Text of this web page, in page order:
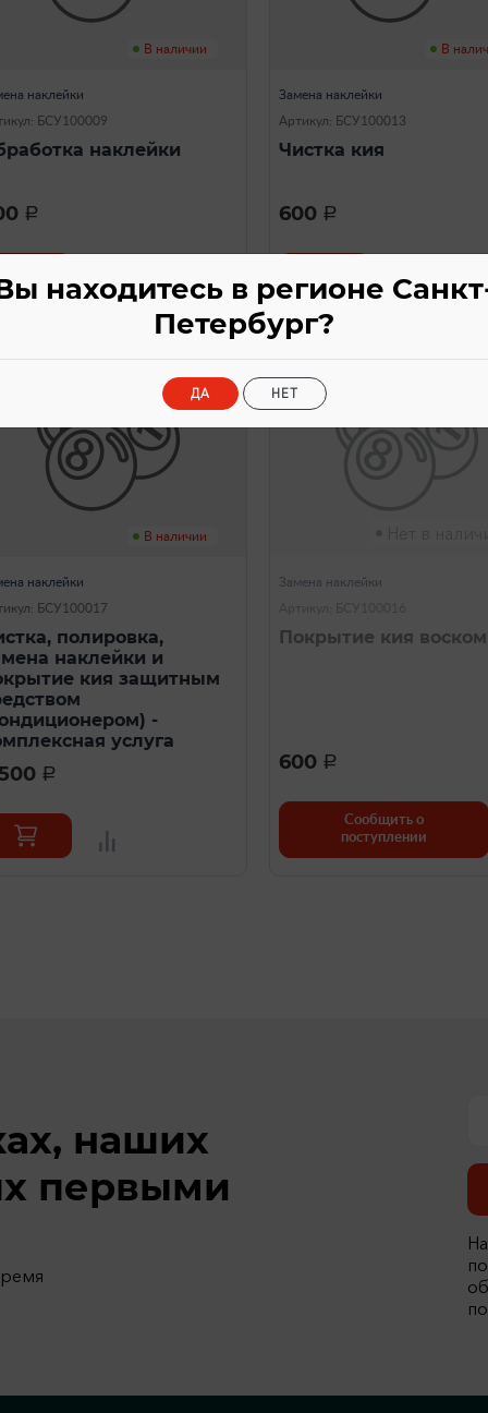
В наличии
наклейки
БСУ100009
наклейки
a
В
Замена наклейки
Артикул: БСУ100013
Чистка кия
600 a
В наличии
наклейки
БСУ100017
полировка,
наклейки и
кия защитным
-
услуга
a
Замена наклейки
Покрытие кия воском
600 a
Сообщить о
поступлении
наших
первыми
находитесь в регионе
Петербург?
ДА НЕТ